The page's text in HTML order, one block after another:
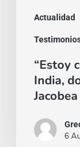
Actualidad
Ruta
Jacobea
“Estoy
India,
Jacobea
6